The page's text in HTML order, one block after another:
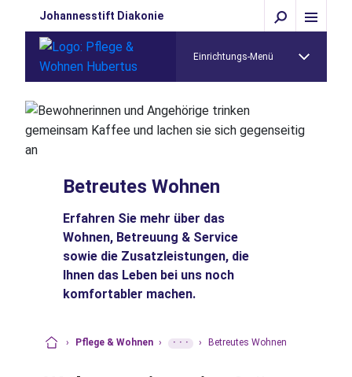
Johannesstift Diakonie
Einrichtungs-Menü
Betreutes Wohnen
Erfahren Sie mehr über das
Wohnen, Betreuung & Service
sowie die Zusatzleistungen, die
Ihnen das Leben bei uns noch
komfortabler machen.
› Pflege & Wohnen › ··· › Betreutes Wohnen